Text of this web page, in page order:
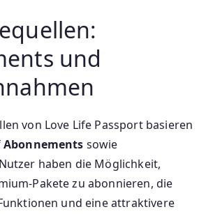
und
von Love Life Passport basieren
Abonnements sowie
haben die Möglichkeit,
Pakete zu abonnieren, die
und eine attraktivere